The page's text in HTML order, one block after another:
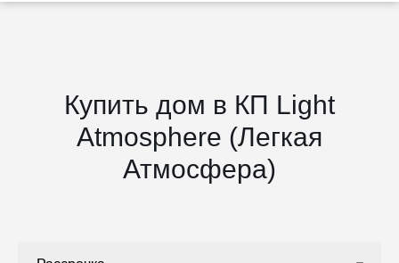
Купить дом в КП Light
Atmosphere (Легкая
Атмосфера)